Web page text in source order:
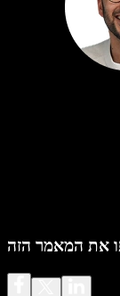
את המאמר הזה